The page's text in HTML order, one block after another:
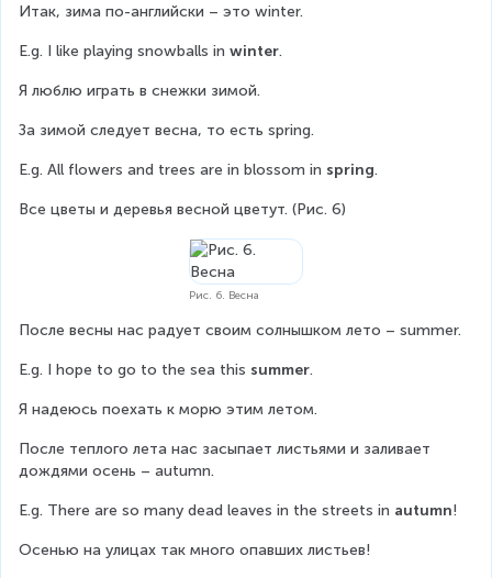
Итак, зима по-английски – это winter.
E.g. I like playing snowballs in winter.
Я люблю играть в снежки зимой.
За зимой следует весна, то есть spring.
E.g. All flowers and trees are in blossom in spring.
Все цветы и деревья весной цветут. (Рис. 6)
Рис. 6. Весна
После весны нас радует своим солнышком лето – summer.
E.g. I hope to go to the sea this summer.
Я надеюсь поехать к морю этим летом.
После теплого лета нас засыпает листьями и заливает
дождями осень – autumn.
E.g. There are so many dead leaves in the streets in autumn!
Осенью на улицах так много опавших листьев!